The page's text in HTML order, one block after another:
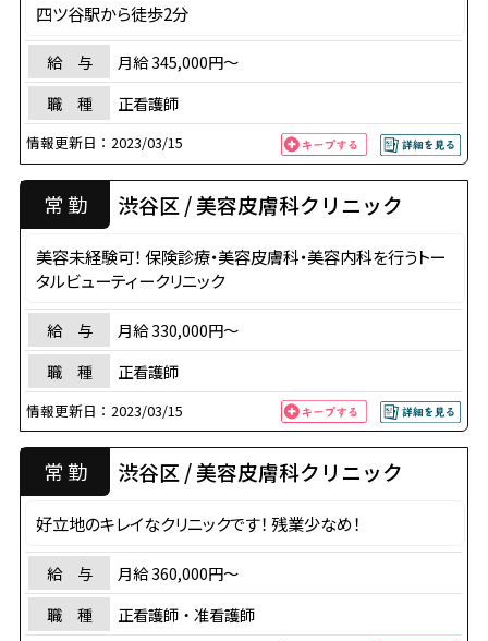
四ツ谷駅から徒歩2分
給 与
月給 345,000円〜
職 種
正看護師
情報更新日：2023/03/15
常 勤 渋谷区 / 美容皮膚科クリニック
美容未経験可！ 保険診療・美容皮膚科・美容内科を行うトー
タルビューティークリニック
給 与
月給 330,000円〜
職 種
正看護師
情報更新日： 2023/03/15
常 勤 渋谷区 / 美容皮膚科クリニック
好立地のキレイなクリニックです！ 残業少なめ！
給 与
月給 360,000円〜
職 種
正看護師・准看護師